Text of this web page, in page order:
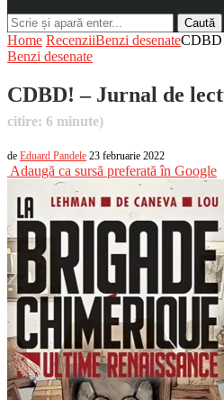
Caută
Home RecenziiBenzi desenate
Benzi desenate
CDBD! – Jurnal de
citire: 6 minute)
de Eduard Pandele 23 februarie 2022
Adaugă ca sursă preferată în Google